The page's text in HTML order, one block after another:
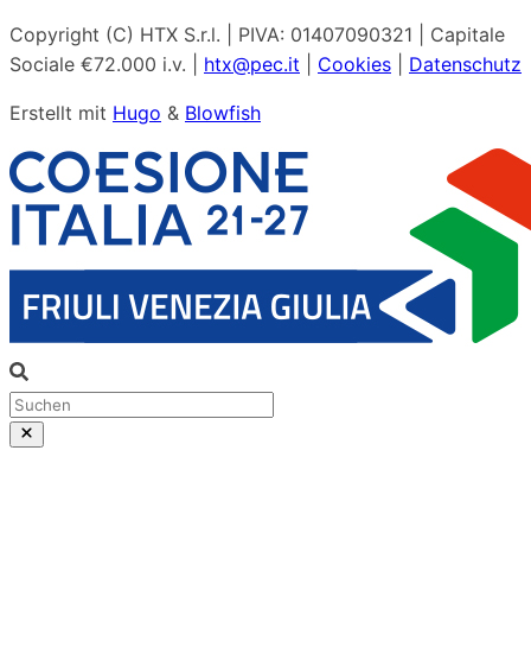
Copyright (C) HTX S.r.l. | PIVA: 01407090321 | Capitale
Sociale €72.000 i.v. | htx@pec.it Cookies Datenschutz
Erstellt mit Hugo & Blowfish